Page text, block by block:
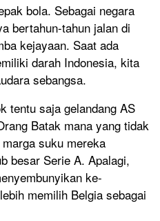
bola. Sebagai negara
bertahun-tahun jalan di
kejayaan. Saat ada
darah Indonesia, kita
sebangsa.
tentu saja gelandang AS
Batak mana yang tidak
suku mereka
besar Serie A. Apalagi,
ke-
memilih Belgia sebagai